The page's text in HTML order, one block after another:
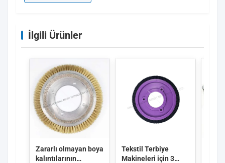
İlgili Ürünler
Zararlı olmayan boya
kalıntılarının
Tekstil Terbiye
Makineleri için 3